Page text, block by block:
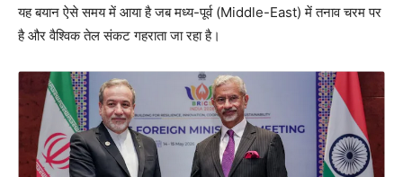
यह बयान ऐसे समय में आया है जब मध्य-पूर्व (Middle-East) में तनाव चरम पर
है और वैश्विक तेल संकट गहराता जा रहा है।